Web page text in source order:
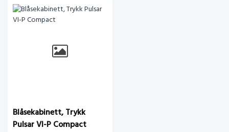
Blåsekabinett, Trykk
Pulsar VI-P Compact